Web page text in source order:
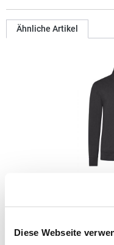
Diese Webseite
Ähnliche Artikel
HRM1001 HRM
Terry) Modern regular fit Antipilling und einlaufvorbehandelt,